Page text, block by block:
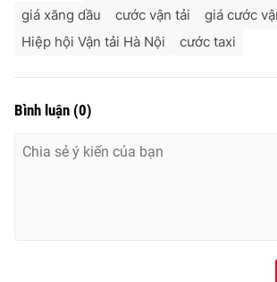
giá xăng dầu
cước vận tải
giá cước
Hiệp hội Vận tải Hà Nội
cước taxi
Bình luận (0)